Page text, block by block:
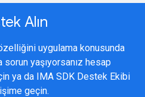
Alın
uygulama konusunda
sorun yaşıyorsanız hesap
ya da IMA SDK Destek Ekibi
geçin.